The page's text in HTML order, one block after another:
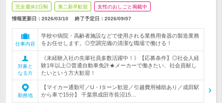
完全週休2日制 第二新卒歓迎 女性のおしごと掲載中
情報更新日：2026/03/10 終了予定日： 2026/09/07
仕事内容
学校や病院・高齢者施設などで使用される業務用食器の製造業務
をお任せします。◎空調完備の清潔な職場で働ける！
対象と
なる方
《未経験入社の先輩社員多数活躍中！》【応募条件】◎社会人経
験1年以上◎普通自動車免許★メーカーで働きたい、社会貢献し
たいという方大歓迎！
勤務地
【マイカー通勤可／U・Iターン歓迎／引越費用補助あり／成田駅
から車で15分】 千葉県成田市長沼15…